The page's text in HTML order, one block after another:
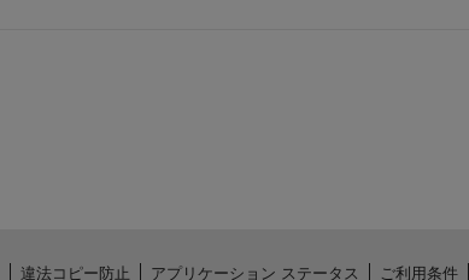
違法コピー防止 アプリケーション ステータス ご利用条件